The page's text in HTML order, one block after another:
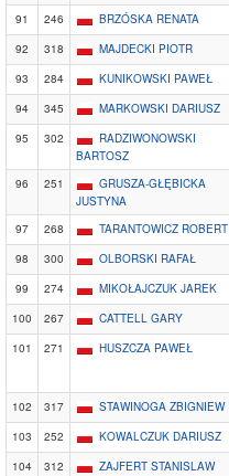
91 246 BRZÓSKA RENATA
92
318 MAJDECKI PIOTR
93
284 KUNIKOWSKI PAWEŁ
94
345 MARKOWSKI DARIUSZ
95
302
RADZIWONOWSKI
BARTOSZ
96 251
GRUSZA-GŁĘBICKA
JUSTYNA
97 268 TARANTOWICZ ROBERT
98
300 OLBORSKI RAFAŁ
99
274 MIKOŁAJCZUK JAREK
100
267 CATTELL GARY
101
271 HUSZCZA PAWEŁ
102 317 STAWINOGA ZBIGNIEW
103
252 KOWALCZUK DARIUSZ
104
312 ZAJFERT STANISLAW